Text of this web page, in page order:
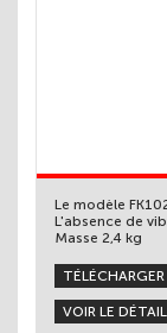
Le modèle
L'absence de
Masse 2,4 kg
VOIR LE DÉTAIL